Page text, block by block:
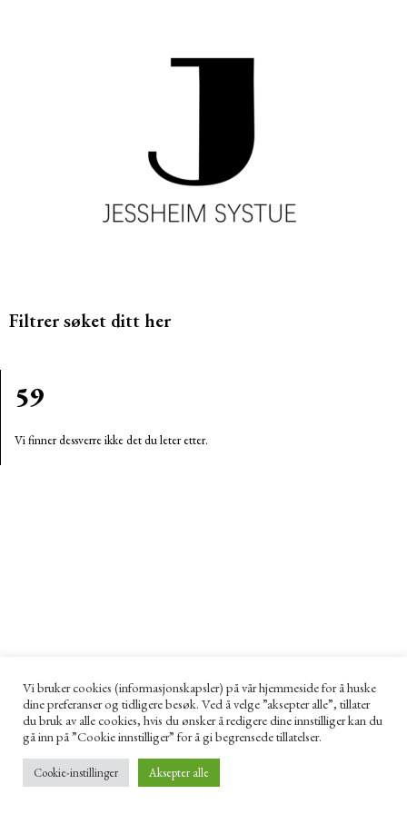
Filtrer søket ditt her
59
Vi finner dessverre ikke det du leter etter.
Vi bruker cookies (informasjonskapsler) på vår hjemmeside for å huske
dine preferanser og tidligere besøk. Ved å velge ”aksepter alle”, tillater
du bruk av alle cookies, hvis du ønsker å redigere dine innstilliger kan du
gå inn på ”Cookie innstilliger” for å gi begrensede tillatelser.
Cookie-instillinger Aksepter alle